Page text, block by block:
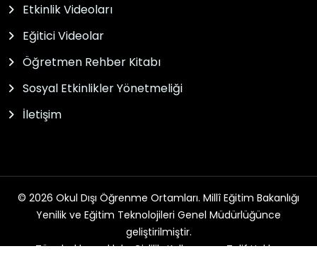
Etkinlik Videoları
Eğitici Videolar
Öğretmen Rehber Kitabı
Sosyal Etkinlikler Yönetmeliği
İletişim
© 2026 Okul Dışı Öğrenme Ortamları. Millî Eğitim Bakanlığı
Yenilik ve Eğitim Teknolojileri Genel Müdürlüğünce
geliştirilmiştir.
Tüm hakları saklıdır. Gizlilik, Kullanım ve Telif Hakları